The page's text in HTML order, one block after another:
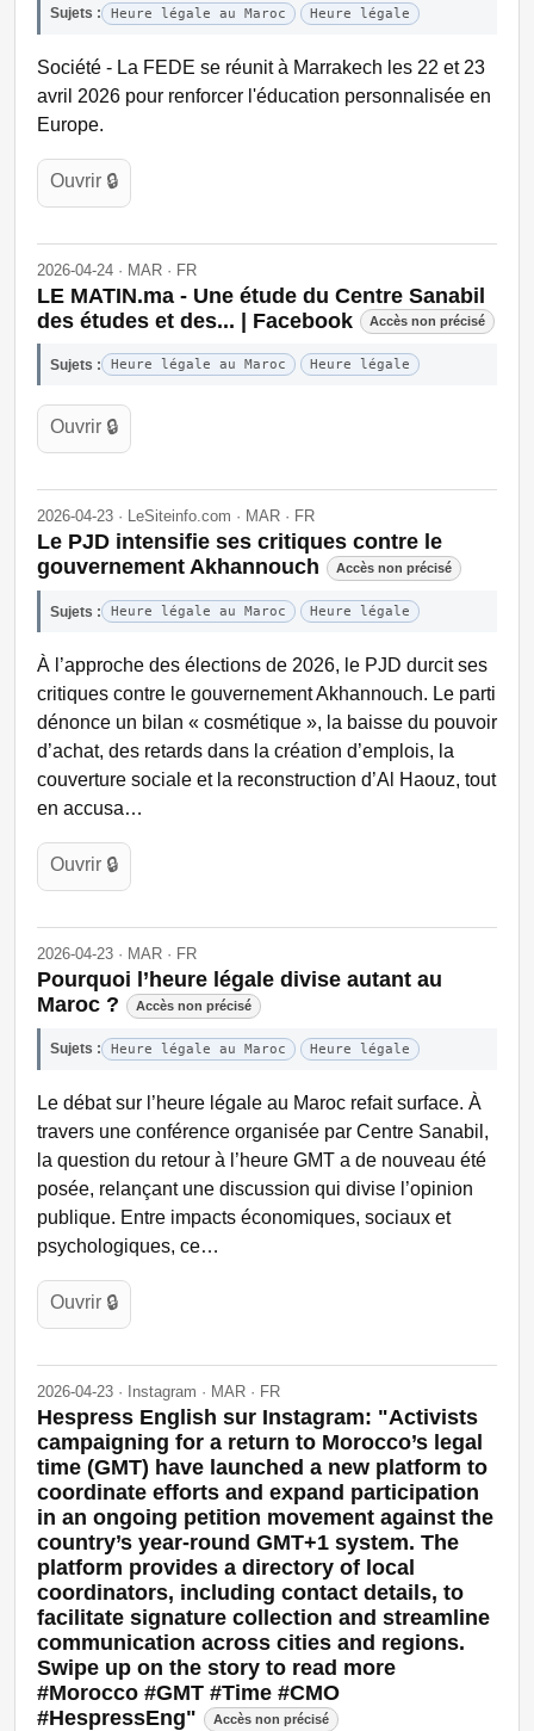
Sujets : Heure légale au Maroc Heure légale
Société - La FEDE se réunit à Marrakech les 22 et 23
avril 2026 pour renforcer l'éducation personnalisée en
Europe.
Ouvrir 🔒
2026-04-24 · MAR · FR
LE MATIN.ma - Une étude du Centre Sanabil
des études et des... | Facebook
Accès non précisé
Sujets : Heure légale au Maroc Heure légale
Ouvrir 🔒
2026-04-23 · LeSiteinfo.com · MAR · FR
Le PJD intensifie ses critiques contre le
gouvernement Akhannouch
Accès non précisé
Sujets : Heure légale au Maroc Heure légale
À l’approche des élections de 2026, le PJD durcit ses
critiques contre le gouvernement Akhannouch. Le parti
dénonce un bilan « cosmétique », la baisse du pouvoir
d’achat, des retards dans la création d’emplois, la
couverture sociale et la reconstruction d’Al Haouz, tout
en accusa…
Ouvrir 🔒
2026-04-23 · MAR · FR
Pourquoi l’heure légale divise autant au
Maroc ?
Accès non précisé
Sujets : Heure légale au Maroc Heure légale
Le débat sur l’heure légale au Maroc refait surface. À
travers une conférence organisée par Centre Sanabil,
la question du retour à l’heure GMT a de nouveau été
posée, relançant une discussion qui divise l’opinion
publique. Entre impacts économiques, sociaux et
psychologiques, ce…
Ouvrir 🔒
2026-04-23 · Instagram · MAR · FR
Hespress English sur Instagram: "Activists
campaigning for a return to Morocco’s legal
time (GMT) have launched a new platform to
coordinate efforts and expand participation
in an ongoing petition movement against the
country’s year-round GMT+1 system. The
platform provides a directory of local
coordinators, including contact details, to
facilitate signature collection and streamline
communication across cities and regions.
Swipe up on the story to read more
#Morocco #GMT #Time #CMO
#HespressEng"
Accès non précisé